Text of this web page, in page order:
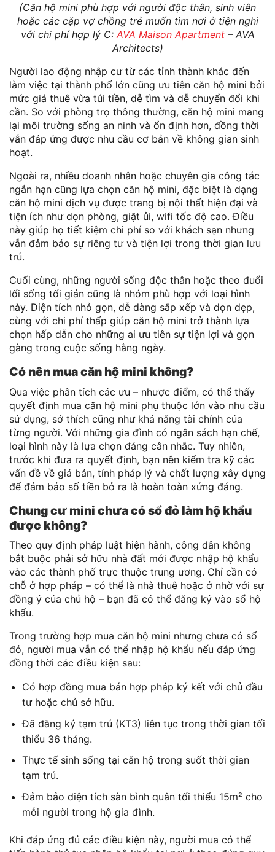
(Căn hộ mini phù hợp với người độc thân, sinh viên
hoặc các cặp vợ chồng trẻ muốn tìm nơi ở tiện nghi
với chi phí hợp lý C: AVA Maison Apartment– AVA
Architects)
Người lao động nhập cư từ các tỉnh thành khác đến
làm việc tại thành phố lớn cũng ưu tiên căn hộ mini bởi
mức giá thuê vừa túi tiền, dễ tìm và dễ chuyển đổi khi
cần. So với phòng trọ thông thường, căn hộ mini mang
lại môi trường sống an ninh và ổn định hơn, đồng thời
vẫn đáp ứng được nhu cầu cơ bản về không gian sinh
hoạt.
Ngoài ra, nhiều doanh nhân hoặc chuyên gia công tác
ngắn hạn cũng lựa chọn căn hộ mini, đặc biệt là dạng
căn hộ mini dịch vụ được trang bị nội thất hiện đại và
tiện ích như dọn phòng, giặt ủi, wifi tốc độ cao. Điều
này giúp họ tiết kiệm chi phí so với khách sạn nhưng
vẫn đảm bảo sự riêng tư và tiện lợi trong thời gian lưu
trú.
Cuối cùng, những người sống độc thân hoặc theo đuổi
lối sống tối giản cũng là nhóm phù hợp với loại hình
này. Diện tích nhỏ gọn, dễ dàng sắp xếp và dọn dẹp,
cùng với chi phí thấp giúp căn hộ mini trở thành lựa
chọn hấp dẫn cho những ai ưu tiên sự tiện lợi và gọn
gàng trong cuộc sống hằng ngày.
Có nên mua căn hộ mini không?
Qua việc phân tích các ưu – nhược điểm, có thể thấy
quyết định mua căn hộ mini phụ thuộc lớn vào nhu cầu
sử dụng, sở thích cũng như khả năng tài chính của
từng người. Với những gia đình có ngân sách hạn chế,
loại hình này là lựa chọn đáng cân nhắc. Tuy nhiên,
trước khi đưa ra quyết định, bạn nên kiểm tra kỹ các
vấn đề về giá bán, tính pháp lý và chất lượng xây dựng
để đảm bảo số tiền bỏ ra là hoàn toàn xứng đáng.
Chung cư mini chưa có sổ đỏ làm hộ khẩu
được không?
Theo quy định pháp luật hiện hành, công dân không
bắt buộc phải sở hữu nhà đất mới được nhập hộ khẩu
vào các thành phố trực thuộc trung ương. Chỉ cần có
chỗ ở hợp pháp – có thể là nhà thuê hoặc ở nhờ với sự
đồng ý của chủ hộ – bạn đã có thể đăng ký vào sổ hộ
khẩu.
Trong trường hợp mua căn hộ mini nhưng chưa có sổ
đỏ, người mua vẫn có thể nhập hộ khẩu nếu đáp ứng
đồng thời các điều kiện sau:
Có hợp đồng mua bán hợp pháp ký kết với chủ đầu
tư hoặc chủ sở hữu.
Đã đăng ký tạm trú (KT3) liên tục trong thời gian tối
thiểu 36 tháng.
Thực tế sinh sống tại căn hộ trong suốt thời gian
tạm trú.
Đảm bảo diện tích sàn bình quân tối thiểu 15m² cho
mỗi người trong hộ gia đình.
Khi đáp ứng đủ các điều kiện này, người mua có thể